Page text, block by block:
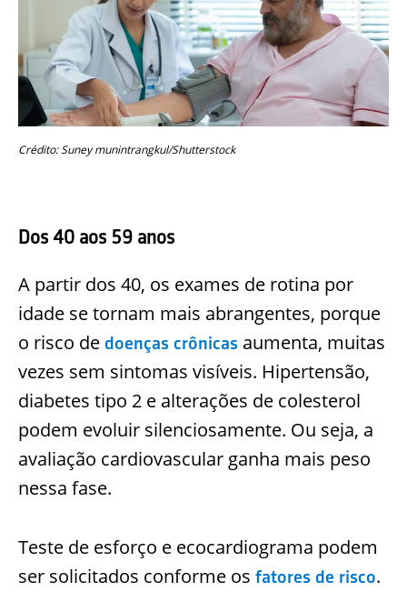
Crédito: Suney munintrangkul/Shutterstock
Dos 40 aos 59 anos
A partir dos 40, os exames de rotina por
idade se tornam mais abrangentes, porque
o risco de doenças crônicas aumenta, muitas
vezes sem sintomas visíveis. Hipertensão,
diabetes tipo 2 e alterações de colesterol
podem evoluir silenciosamente. Ou seja, a
avaliação cardiovascular ganha mais peso
nessa fase.
Teste de esforço e ecocardiograma podem
ser solicitados conforme os fatores de risco.